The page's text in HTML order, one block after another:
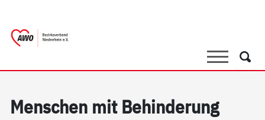
SucheSuche
Men­schen mit Be­hin­de­rung